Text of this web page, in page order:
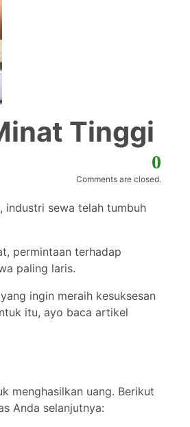
Tinggi
0
Comments are closed.
industri sewa telah tumbuh
permintaan terhadap
paling laris.
ingin meraih kesuksesan
itu, ayo baca artikel
menghasilkan uang. Berikut
Anda selanjutnya: